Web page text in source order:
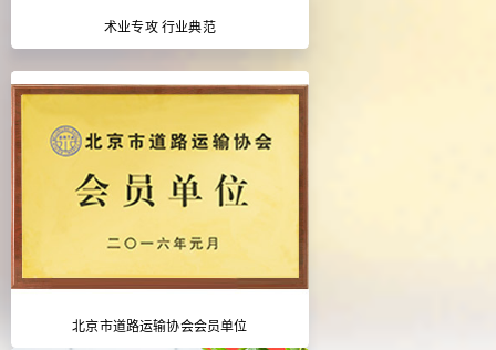
术业专攻 行业典范
北京市道路运输协会会员单位